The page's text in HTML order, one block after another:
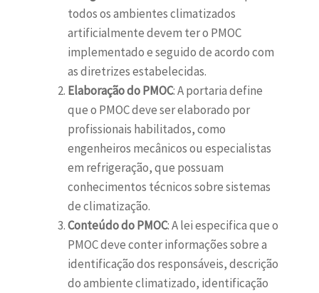
todos os ambientes climatizados
artificialmente devem ter o PMOC
implementado e seguido de acordo com
as diretrizes estabelecidas.
Elaboração do PMOC: A portaria define
que o PMOC deve ser elaborado por
profissionais habilitados, como
engenheiros mecânicos ou especialistas
em refrigeração, que possuam
conhecimentos técnicos sobre sistemas
de climatização.
Conteúdo do PMOC: A lei especifica que o
PMOC deve conter informações sobre a
identificação dos responsáveis, descrição
do ambiente climatizado, identificação